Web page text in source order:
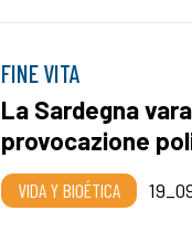
FINE VITA
La Sardegna
provocazione
VIDA Y BIOÉTICA